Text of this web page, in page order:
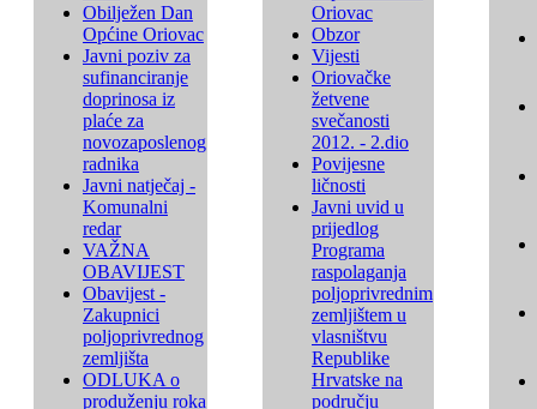
Obilježen Dan
Općine Oriovac
Javni poziv za
sufinanciranje
doprinosa iz
plaće za
novozaposlenog
radnika
Javni natječaj -
Komunalni
redar
VAŽNA
OBAVIJEST
Obavijest -
Zakupnici
poljoprivrednog
zemljišta
ODLUKA o
produženju roka
Oriovac
Obzor
Vijesti
Oriovačke
žetvene
svečanosti
2012. - 2.dio
Povijesne
ličnosti
Javni uvid u
prijedlog
Programa
raspolaganja
poljoprivrednim
zemljištem u
vlasništvu
Republike
Hrvatske na
području